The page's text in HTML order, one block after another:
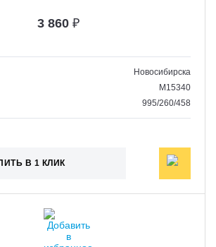
3 860 ₽
Новосибирска
M15340
995/260/458
В 1 КЛИК